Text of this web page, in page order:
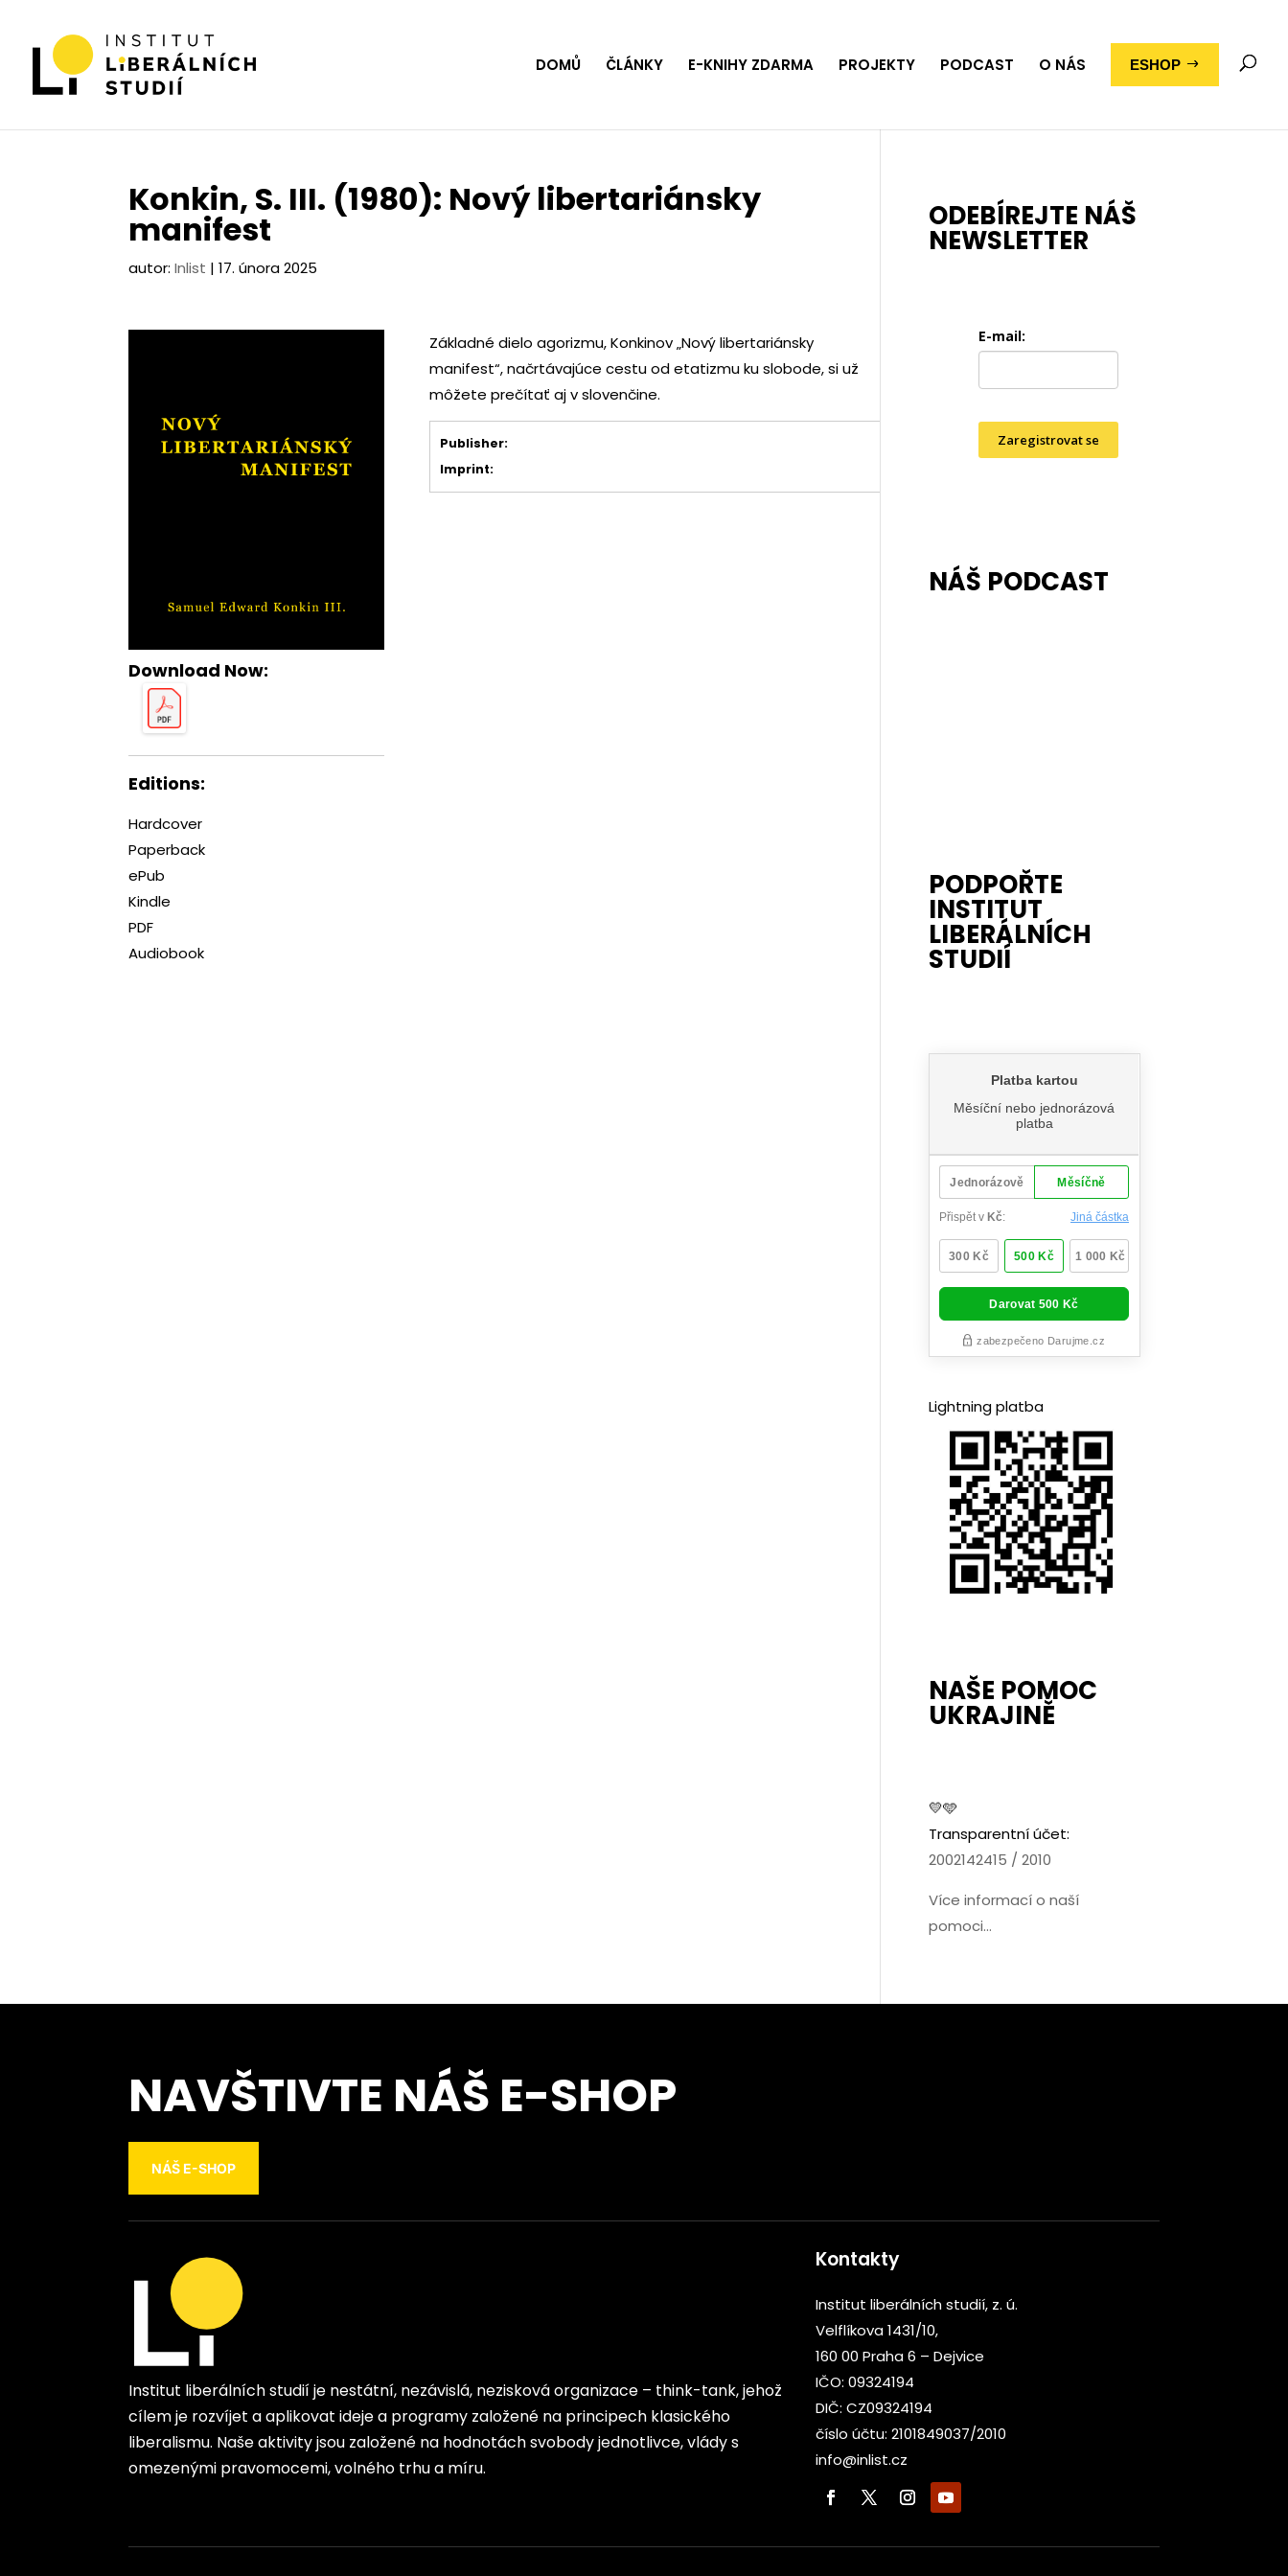
DOMŮ ČLÁNKY E-KNIHY ZDARMA PROJEKTY PODCAST O NÁS ESHOP
Konkin, S. III. (1980): Nový libertariánsky
manifest
autor:Inlist |17. února 2025
Download Now:
Editions:
Hardcover
Paperback
ePub
Kindle
PDF
Audiobook
Základné dielo agorizmu, Konkinov „Nový libertariánsky
manifest“, načrtávajúce cestu od etatizmu ku slobode, si už
môžete prečítať aj v slovenčine.
Publisher:
Imprint:
ODEBÍREJTE NÁŠ
NEWSLETTER
E-mail:
Zaregistrovat se
NÁŠ PODCAST
PODPOŘTE
INSTITUT
LIBERÁLNÍCH
STUDIÍ
Lightning platba
NAŠE POMOC
UKRAJINĚ
💛🩵
Transparentní účet:
2002142415 / 2010
Více informací o naší
pomoci...
NAVŠTIVTE NÁŠ E-SHOP
NÁŠ E-SHOP
Institut liberálních studií je nestátní, nezávislá, nezisková organizace – think-tank, jehož
cílem je rozvíjet a aplikovat ideje a programy založené na principech klasického
liberalismu. Naše aktivity jsou založené na hodnotách svobody jednotlivce, vlády s
omezenými pravomocemi, volného trhu a míru.
Kontakty
Institut liberálních studií, z. ú.
Velflíkova 1431/10,
160 00 Praha 6 – Dejvice
IČO: 09324194
DIČ: CZ09324194
číslo účtu: 2101849037/2010
info@inlist.cz